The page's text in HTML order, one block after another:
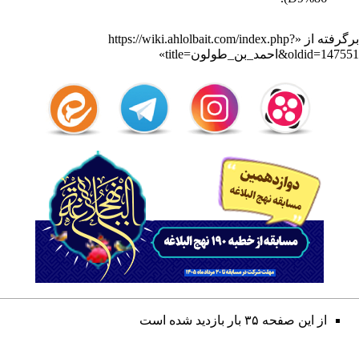
برگرفته از «https://wiki.ahlolbait.com/index.php?
title=احمد_بن_طولون&oldid=147551
»
از این صفحه ۳۵ بار بازدید شده است